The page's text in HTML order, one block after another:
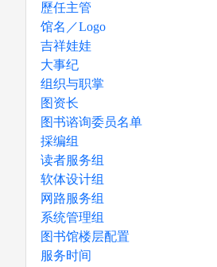
歷任主管
馆名／Logo
吉祥娃娃
大事纪
组织与职掌
图资长
图书谘询委员名单
採编组
读者服务组
软体设计组
网路服务组
系统管理组
图书馆楼层配置
服务时间